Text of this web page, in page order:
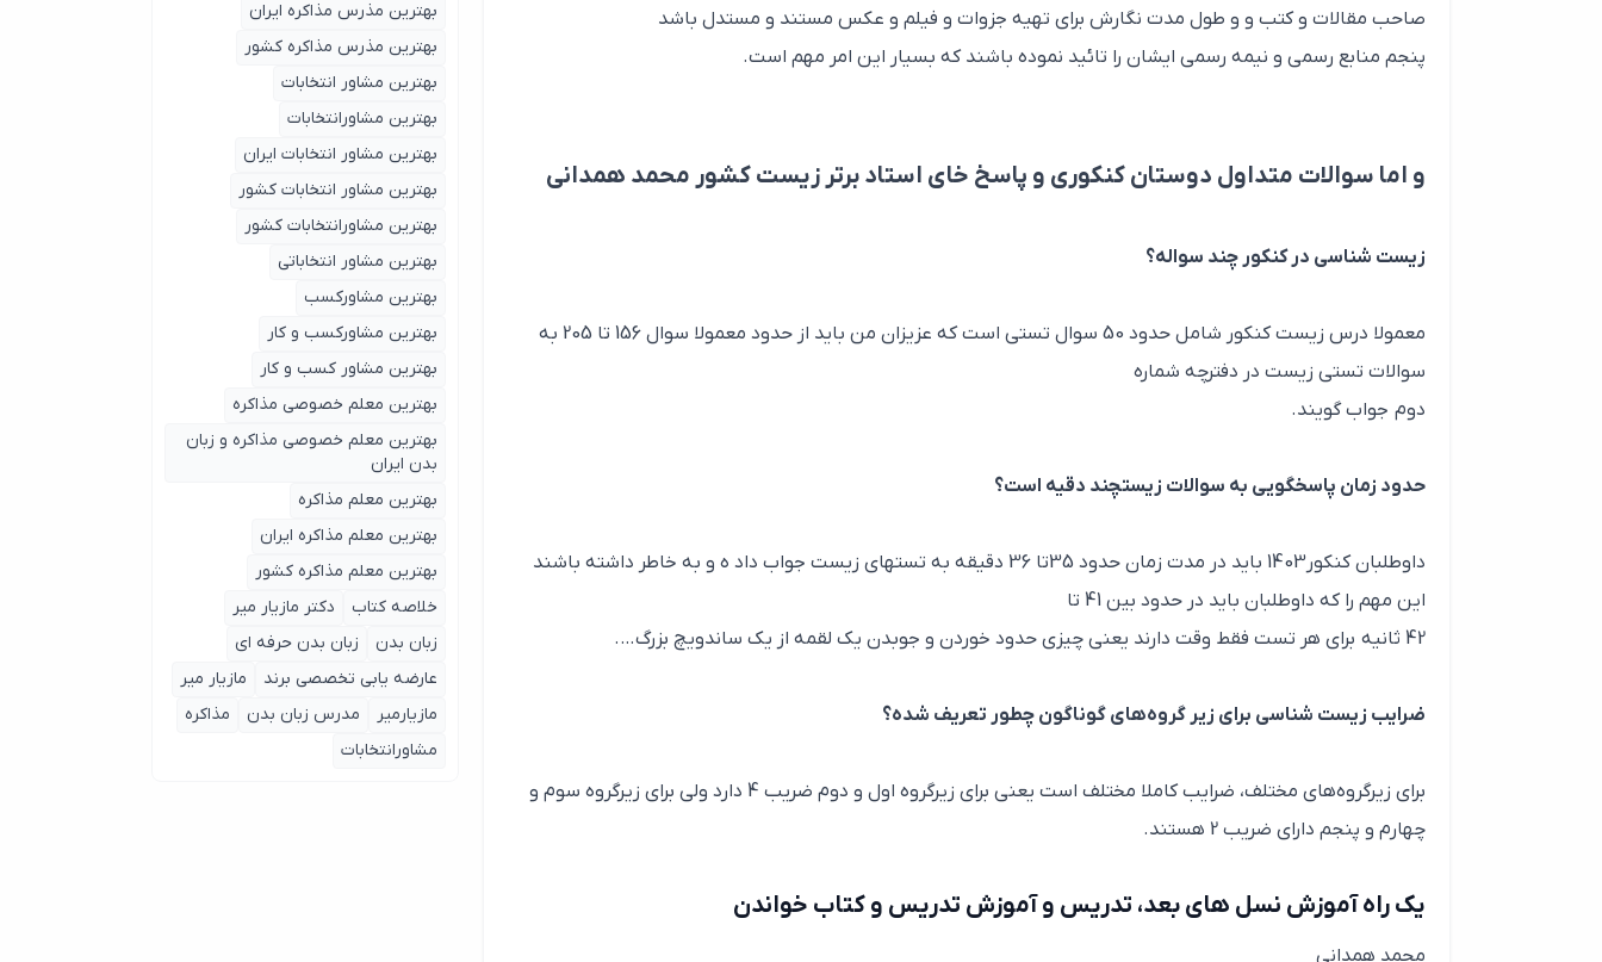
صاحب مقالات و کتب و و طول مدت نگارش برای تهیه جزوات و فیلم و عکس مستند و مستدل باشد
پنجم منابع رسمی و نیمه رسمی ایشان را تائید نموده باشند که بسیار این امر مهم است.
و اما سوالات متداول دوستان کنکوری و پاسخ خای استاد برتر زیست کشور محمد همدانی
زیست شناسی در کنکور چند سواله؟
معمولا درس زیست کنکور شامل حدود 50 سوال تستی است که عزیزان من باید از حدود معمولا سوال 156 تا 205 به
سوالات تستی زیست در دفترچه شماره
دوم جواب گویند.
حدود زمان پاسخگویی به سوالات زیستچند دقیه است؟
داوطلبان کنکور1403 باید در مدت زمان حدود 35تا 36 دقیقه به تستهای زیست جواب داد ه و به خاطر داشته باشند
این مهم را که داوطلبان باید در حدود بین 41 تا
42 ثانیه برای هر تست فقط وقت دارند یعنی چیزی حدود خوردن و جوبدن یک لقمه از یک ساندویچ بزرگ….
ضرایب زیست شناسی برای زیر گروه‌های گوناگون چطور تعریف شده؟
برای زیرگروه‌های مختلف، ضرایب کاملا مختلف است یعنی برای زیرگروه اول و دوم ضریب 4 دارد ولی برای زیرگروه سوم و
چهارم و پنجم دارای ضریب 2 هستند.
یک راه آموزش نسل های بعد، تدریس و آموزش تدریس و کتاب خواندن
محمد همدانی
بهترین مذرس مذاکره ایران
بهترین مذرس مذاکره کشور
بهترین مشاور انتخابات
بهترین مشاورانتخابات
بهترین مشاور انتخابات ایران
بهترین مشاور انتخابات کشور
بهترین مشاورانتخابات کشور
بهترین مشاور انتخاباتی
بهترین مشاورکسب
بهترین مشاورکسب و کار
بهترین مشاور کسب و کار
بهترین معلم خصوصی مذاکره
بهترین معلم خصوصی مذاکره و زبان
بدن ایران
بهترین معلم مذاکره
بهترین معلم مذاکره ایران
بهترین معلم مذاکره کشور
خلاصه کتاب
دکتر مازیار میر
زبان بدن
زبان بدن حرفه ای
عارضه یابی تخصصی برند
مازیار میر
مازیارمیر
مدرس زبان بدن
مذاکره
مشاورانتخابات